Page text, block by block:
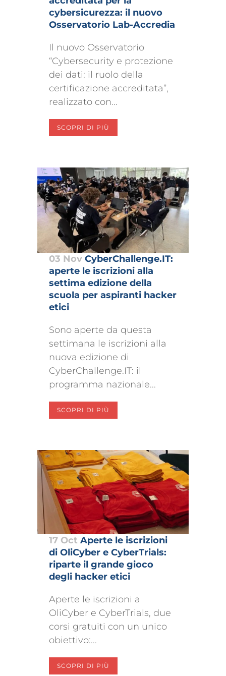
cybersicurezza: il nuovo
Osservatorio Lab-Accredia
Il nuovo Osservatorio
“Cybersecurity e protezione
dei dati: il ruolo della
certificazione accreditata”,
realizzato con...
SCOPRI DI PIÙ
03 Nov CyberChallenge.IT:
aperte le iscrizioni alla
settima edizione della
scuola per aspiranti hacker
etici
Sono aperte da questa
settimana le iscrizioni alla
nuova edizione di
CyberChallenge.IT: il
programma nazionale...
SCOPRI DI PIÙ
17 Oct Aperte le iscrizioni
di OliCyber e CyberTrials:
riparte il grande gioco
degli hacker etici
Aperte le iscrizioni a
OliCyber e CyberTrials, due
corsi gratuiti con un unico
obiettivo:...
SCOPRI DI PIÙ